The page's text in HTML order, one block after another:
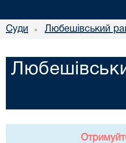
Суди • Любешівський